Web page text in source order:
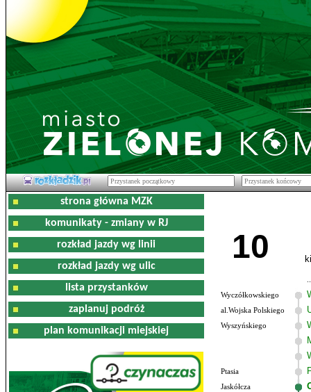
strona główna MZK
komunikaty - zmiany w RJ
rozkład jazdy wg linii
rozkład jazdy wg ulic
lista przystanków
zaplanuj podróż
plan komunikacji miejskiej
10
Wyczółkowskiego
al.Wojska Polskiego
Wyszyńskiego
Ptasia
Jaskółcza